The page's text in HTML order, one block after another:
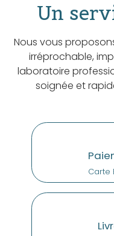
Un
Nous vous
irréprochable,
laboratoire
soignée et
Carte